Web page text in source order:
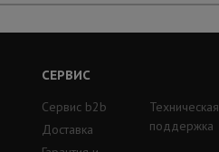
СЕРВИС
Сервис b2b
Доставка
Техническая
поддержка